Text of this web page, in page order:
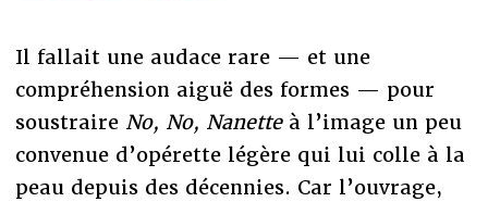
Il fallait une audace rare — et une
compréhension aiguë des formes — pour
soustraire No, No, Nanetteà l’image un peu
convenue d’opérette légère qui lui colle à la
peau depuis des décennies. Car l’ouvrage,